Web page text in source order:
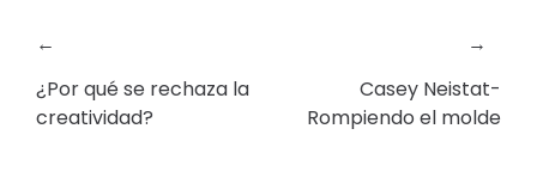
←
¿Por qué se rechaza la
creatividad?
→
Casey Neistat-
Rompiendo el molde